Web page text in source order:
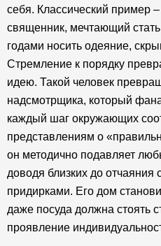
себя. Классический пример
священник, мечтающий
годами носить одеяние,
Стремление к порядку
идею. Такой человек
надсмотрщика, который
каждый шаг окружающих
представлениям о
он методично подавляет
доводя близких до
придирками. Его дом
даже посуда должна стоять
проявление